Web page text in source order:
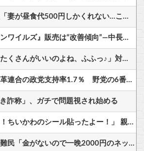
サザエさん世界の夫「妻が昼食代500円しかくれない…この弁当屋、500円で売っている！その上店員さんも美人だ！毎日行こう！」
カプコン「『モンハンワイルズ』販売は“改善傾向”―中長期でワールド超え目指す」
「フリルもリボンもたくさんがいいのよね、ふふっ♪」対魔忍RPG・新イベント『バニーとヨミハラクライシス』
【世論調査】中道改革連合の政党支持率1.7％ 野党の6番手に沈む・・・
詐称」、ガチで問題視され始める
【画像】娘「ママー！ちいかわのシール貼ったよー！」 親「！！！！！！」
【謎】ネットカフェ難民「金がないので一晩2000円のネットカフェに寝泊まりしてます…」←これ